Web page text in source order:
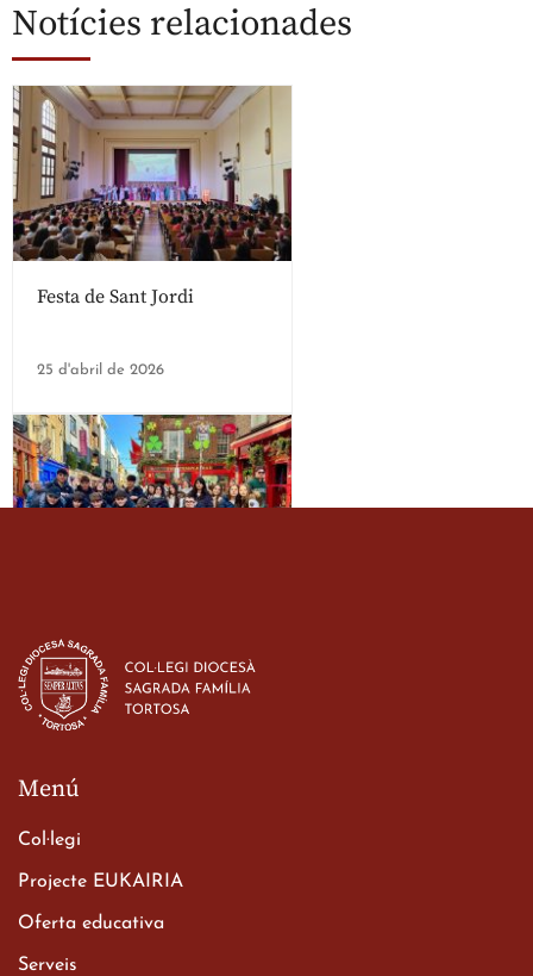
Notícies relacionades
Festa de Sant Jordi
25 d'abril de 2026
d’ESO-BSD a Irlanda
23 de març de 2026
Xerrada del Sr. Bisbe als
Menú
Col·legi
Projecte EUKAIRIA
Oferta educativa
Serveis